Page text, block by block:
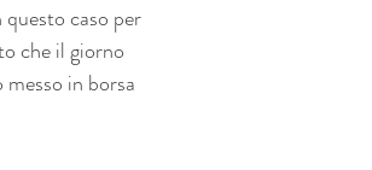
caso per
che il giorno
in borsa